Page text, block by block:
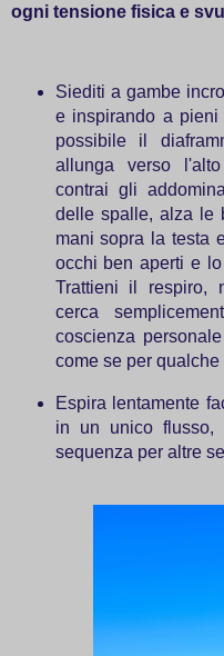
ogni tensione fisica e
Siediti a gambe
e inspirando a
possibile il
allunga verso
contrai gli
delle spalle, alza le
mani sopra la testa
occhi ben aperti e
Trattieni il respiro,
cerca
coscienza
come se per
Espira lentamente
in un unico flusso,
sequenza per altre